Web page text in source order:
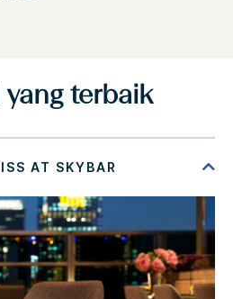
yang terbaik